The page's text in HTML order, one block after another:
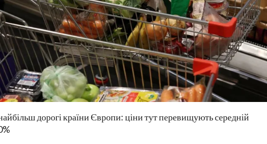
дорогі країни Європи: ціни тут перевищують середній